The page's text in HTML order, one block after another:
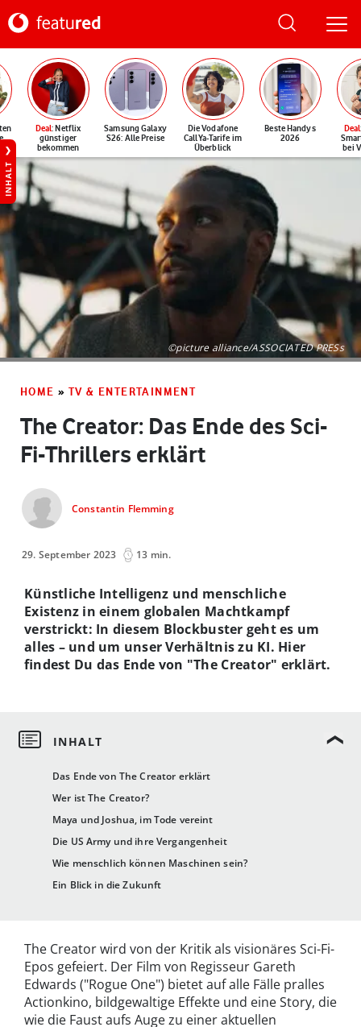
Deal: Netflix
günstiger
bekommen
Samsung Galaxy
S26: Alle Preise
Die Vodafone
CallYa-Tarife im
Überblick
Beste Handys
2026
Deal
bei
INHALT
©picture alliance/ASSOCIATED PRESs
HOME » TV & ENTERTAINMENT
The Creator: Das Ende des Sci-
Fi-Thrillers erklärt
Constantin Flemming
29. September 2023 13 min.
Das Ende von The Creator erklärt
Wer ist The Creator?
Maya und Joshua, im Tode vereint
Die US Army und ihre Vergangenheit
Wie menschlich können Maschinen sein?
Ein Blick in die Zukunft
Künstliche Intelligenz und menschliche
Existenz in einem globalen Machtkampf
verstrickt: In diesem Blockbuster geht es um
alles – und um unser Verhältnis zu KI. Hier
findest Du das Ende von "The Creator" erklärt.
The Creator wird von der Kritik als visionäres Sci-Fi-
Epos gefeiert. Der Film von Regisseur Gareth
Edwards ("Rogue One") bietet auf alle Fälle pralles
Actionkino, bildgewaltige Effekte und eine Story, die
wie die Faust aufs Auge zu einer aktuellen